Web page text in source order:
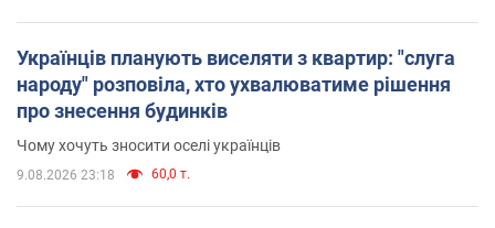
Українців планують виселяти з квартир: "слуга
народу" розповіла, хто ухвалюватиме рішення
про знесення будинків
Чому хочуть зносити оселі українців
9.08.2026 23:18 60,0 т.